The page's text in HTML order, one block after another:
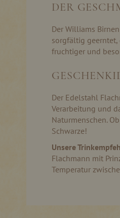
DER
Der Williams
sorgfältig geerntet,
fruchtiger und
Der Edelstahl
Verarbeitung und
Naturmenschen.
Schwarze!
Unsere
Flachmann mit
Temperatur